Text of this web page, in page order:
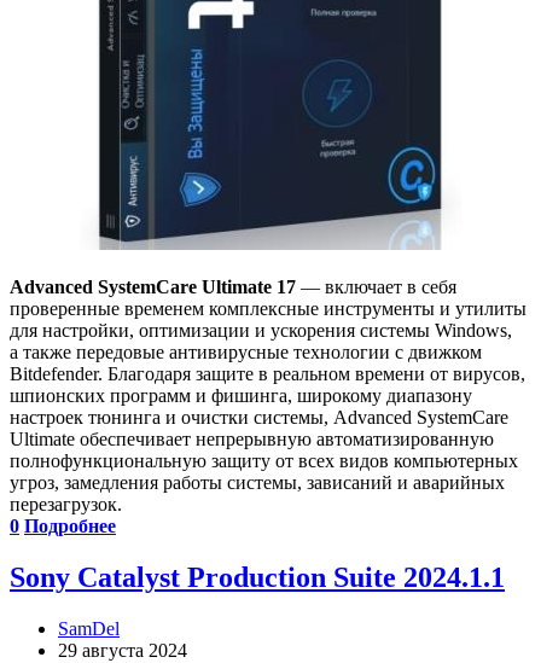
Advanced SystemCare Ultimate 17 — включает в себя
проверенные временем комплексные инструменты и утилиты
для настройки, оптимизации и ускорения системы Windows,
а также передовые антивирусные технологии с движком
Bitdefender. Благодаря защите в реальном времени от вирусов,
шпионских программ и фишинга, широкому диапазону
настроек тюнинга и очистки системы, Advanced SystemCare
Ultimate обеспечивает непрерывную автоматизированную
полнофункциональную защиту от всех видов компьютерных
угроз, замедления работы системы, зависаний и аварийных
перезагрузок.
0 Подробнее
Sony Catalyst Production Suite 2024.1.1
SamDel
29 августа 2024